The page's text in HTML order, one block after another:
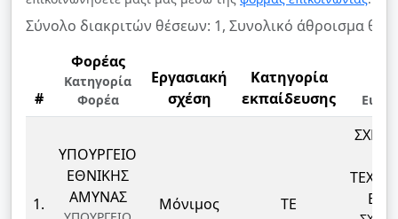
Σύνολο διακριτών θέσεων: 1, Συνολικό άθροισμα
#
Φορέας
Κατηγορία
Φορέα
Εργασιακή
σχέση
Κατηγορία
εκπαίδευσης
1.
ΥΠΟΥΡΓΕΙΟ
ΕΘΝΙΚΗΣ
ΑΜΥΝΑΣ
Μόνιμος ΤΕ